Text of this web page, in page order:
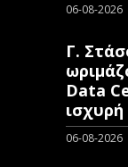
06-08-2026
Γ.
Data
06-08-2026